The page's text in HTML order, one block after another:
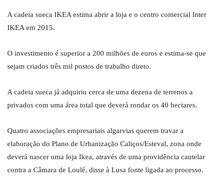
A cadeia sueca IKEA estima abrir a loja e o centro comercial Inter
IKEA em 2015.
O investimento é superior a 200 milhões de euros e estima-se que
sejam criados três mil postos de trabalho direto.
A cadeia sueca já adquiriu cerca de uma dezena de terrenos a
privados com uma área total que deverá rondar os 40 hectares.
Quatro associações empresariais algarvias querem travar a
elaboração do Plano de Urbanização Caliços/Esteval, zona onde
deverá nascer uma loja Ikea, através de uma providência cautelar
contra a Câmara de Loulé, disse à Lusa fonte ligada ao processo.